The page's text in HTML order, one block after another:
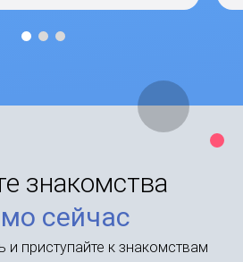
знакомства
сейчас
и приступайте к знакомствам